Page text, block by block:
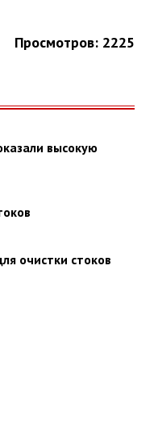
Просмотров: 2225
высокую
очистки стоков